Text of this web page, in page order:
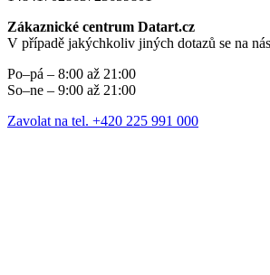
Zákaznické centrum Datart.cz
V případě jakýchkoliv jiných dotazů se na
Po–pá – 8:00 až 21:00
So–ne – 9:00 až 21:00
Zavolat na tel. +420 225 991 000